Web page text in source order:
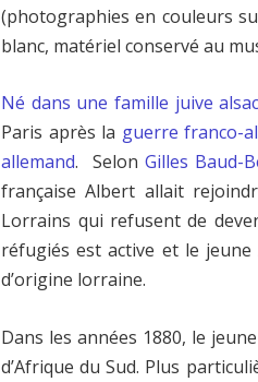
(photographies en couleurs
blanc, matériel conservé au
Né dans une famille juive
Paris après la guerre franco-
allemand. Selon Gilles Baud-
française Albert allait
Lorrains qui refusent de
réfugiés est active et le jeune
d’origine lorraine.
Dans les années 1880, le
d’Afrique du Sud. Plus